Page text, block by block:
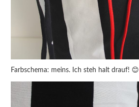
Farbschema: meins. Ich steh halt drauf! 😊